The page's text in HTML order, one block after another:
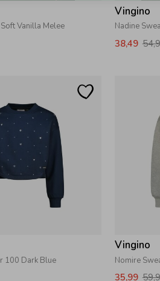
Vanilla Melee
Vingino
Nadine
38,49
100 Dark Blue
Vingino
Nomire
35,99